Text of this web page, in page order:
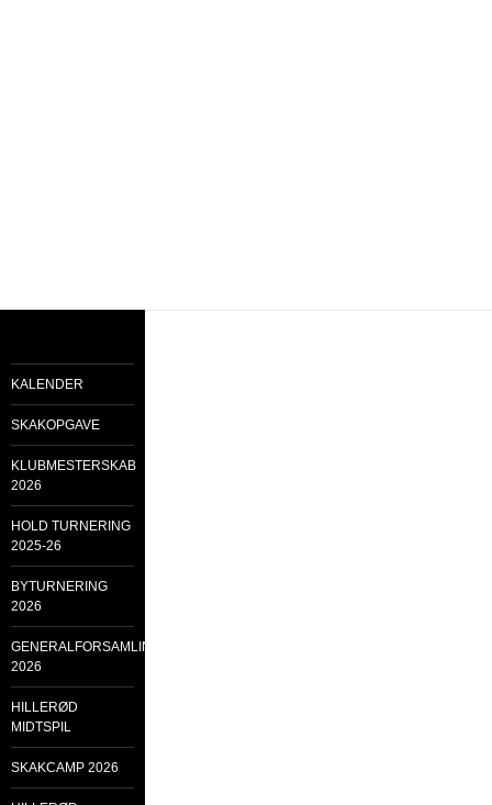
KALENDER
SKAKOPGAVE
KLUBMESTERSKAB
2026
HOLD TURNERING
2025-26
BYTURNERING
2026
GENERALFORSAMLING
2026
HILLERØD
MIDTSPIL
SKAKCAMP 2026